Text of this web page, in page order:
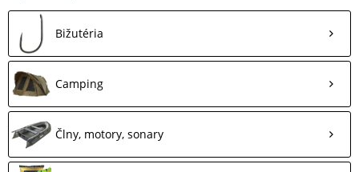
Bižutéria
Camping
Člny, motory, sonary